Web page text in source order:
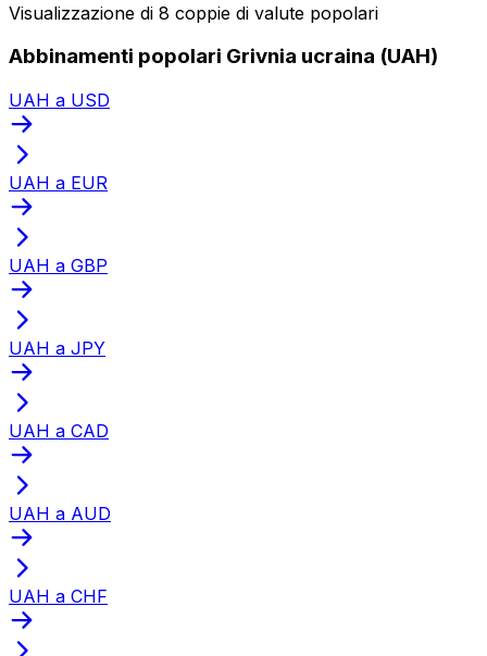
Visualizzazione di 8 coppie di valute popolari
Abbinamenti popolari Grivnia ucraina (UAH)
UAH a USD
UAH a EUR
UAH a GBP
UAH a JPY
UAH a CAD
UAH a AUD
UAH a CHF